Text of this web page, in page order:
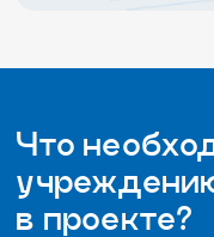
Что
в проекте?